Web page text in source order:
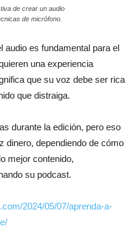
de crear un audio
de micrófono.
audio es fundamental para el
una experiencia
que su voz debe ser rica
que distraiga.
durante la edición, pero eso
dinero, dependiendo de cómo
mejor contenido,
su podcast.
2024/05/07/aprenda-a-